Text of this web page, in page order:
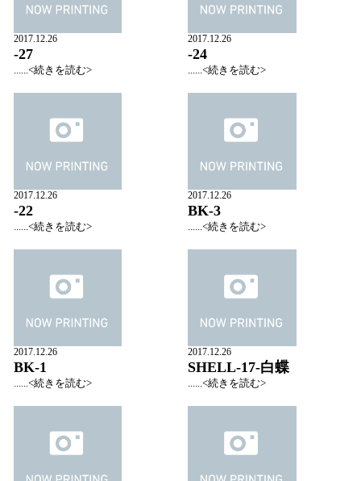
2017.12.26
-27
......<続きを読む>
2017.12.26
-24
......<続きを読む>
2017.12.26
-22
......<続きを読む>
2017.12.26
BK-3
......<続きを読む>
2017.12.26
BK-1
......<続きを読む>
2017.12.26
SHELL-17-白蝶
......<続きを読む>